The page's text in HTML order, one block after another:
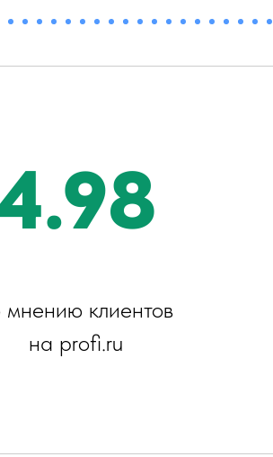
мнению клиентов
на profi.ru